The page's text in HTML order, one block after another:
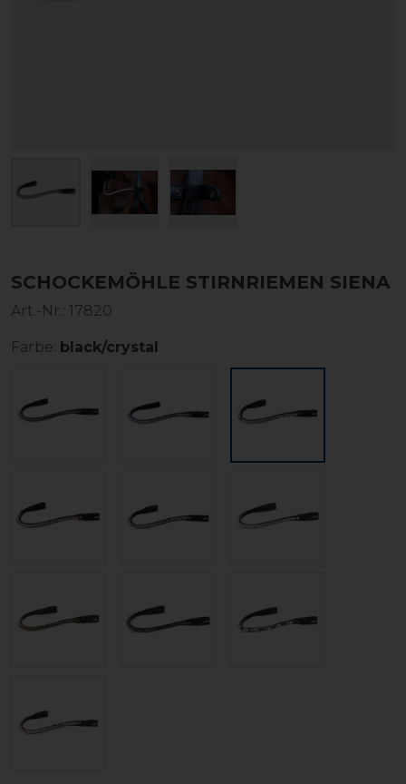
SCHOCKEMÖHLE STIRNRIEMEN SIENA
Art.-Nr.: 17820
Farbe: black/crystal